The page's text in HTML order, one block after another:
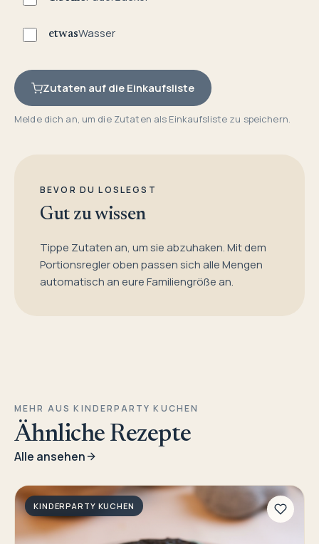
etwasWasser
Zutaten auf die Einkaufsliste
Melde dich an, um die Zutaten als Einkaufsliste zu speichern.
BEVOR DU LOSLEGST
Gut zu wissen
Tippe Zutaten an, um sie abzuhaken. Mit dem
Portionsregler oben passen sich alle Mengen
automatisch an eure Familiengröße an.
MEHR AUS KINDERPARTY KUCHEN
Ähnliche Rezepte
Alle ansehen
KINDERPARTY KUCHEN